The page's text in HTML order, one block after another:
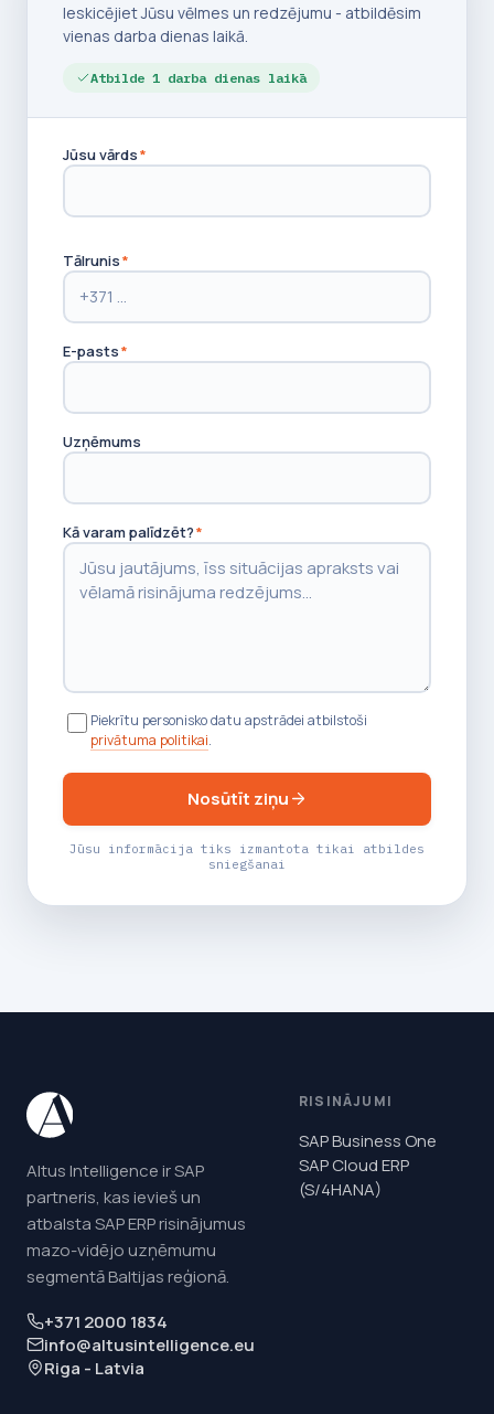
Ieskicējiet Jūsu vēlmes un redzējumu - atbildēsim
vienas darba dienas laikā.
Atbilde 1 darba dienas laikā
Jūsu vārds*
Tālrunis*
E-pasts*
Uzņēmums
Kā varam palīdzēt?*
Piekrītu personisko datu apstrādei atbilstoši
privātuma politikai.
Nosūtīt ziņu
Jūsu informācija tiks izmantota tikai atbildes
sniegšanai
Altus Intelligence ir SAP
partneris, kas ievieš un
atbalsta SAP ERP risinājumus
mazo-vidējo uzņēmumu
segmentā Baltijas reģionā.
+371 2000 1834
info@altusintelligence.eu
Riga - Latvia
RISINĀJUMI
SAP Business One
SAP Cloud ERP
(S/4HANA)